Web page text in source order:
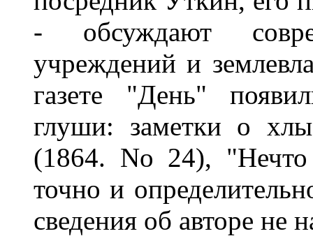
- обсуждают
учреждений и
газете "День"
глуши: заметки о
(1864. No 24), "Нечто
точно и
сведения об авторе не